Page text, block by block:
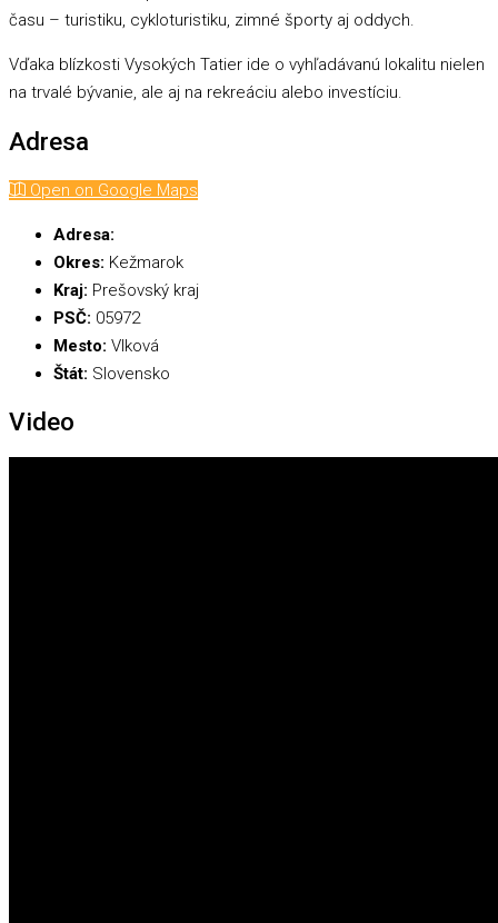
času – turistiku, cykloturistiku, zimné športy aj oddych.
Vďaka blízkosti Vysokých Tatier ide o vyhľadávanú lokalitu nielen
na trvalé bývanie, ale aj na rekreáciu alebo investíciu.
Adresa
Open on Google Maps
Adresa:
Okres: Kežmarok
Kraj: Prešovský kraj
PSČ: 05972
Mesto: Vlková
Štát: Slovensko
Video